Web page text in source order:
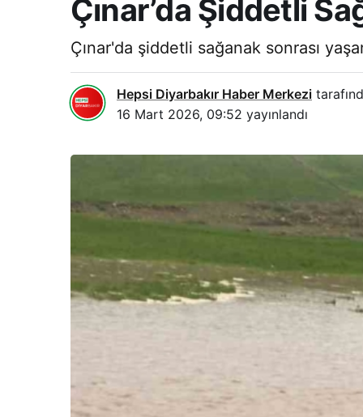
Çınar’da Şiddetli
Çınar'da şiddetli sağanak sonrası
Hepsi Diyarbakır Haber Merkezi
16 Mart 2026, 09:52 yayınlandı